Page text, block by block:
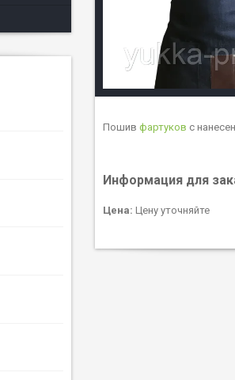
Пошив фартуков с
Информация для
Цена: Цену уточняйте